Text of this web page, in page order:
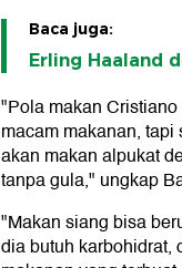
Baca juga:
Erling Haaland
"Pola makan
macam makanan,
akan makan alpukat
tanpa gula," ungkap
"Makan siang bisa
dia butuh karbohidrat,